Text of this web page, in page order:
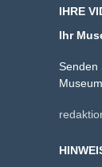
IHRE
Ihr
Senden